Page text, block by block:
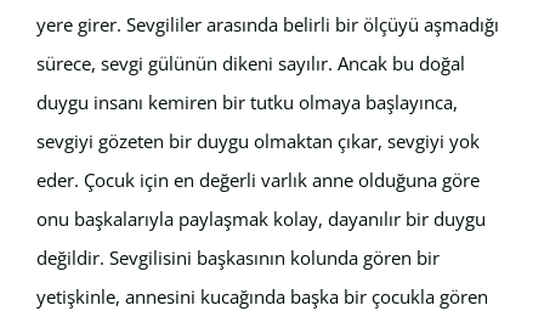
yere girer. Sevgililer arasında belirli bir ölçüyü aşmadığı
sürece, sevgi gülünün dikeni sayılır. Ancak bu doğal
duygu insanı kemiren bir tutku olmaya başlayınca,
sevgiyi gözeten bir duygu olmaktan çıkar, sevgiyi yok
eder. Çocuk için en değerli varlık anne olduğuna göre
onu başkalarıyla paylaşmak kolay, dayanılır bir duygu
değildir. Sevgilisini başkasının kolunda gören bir
yetişkinle, annesini kucağında başka bir çocukla gören